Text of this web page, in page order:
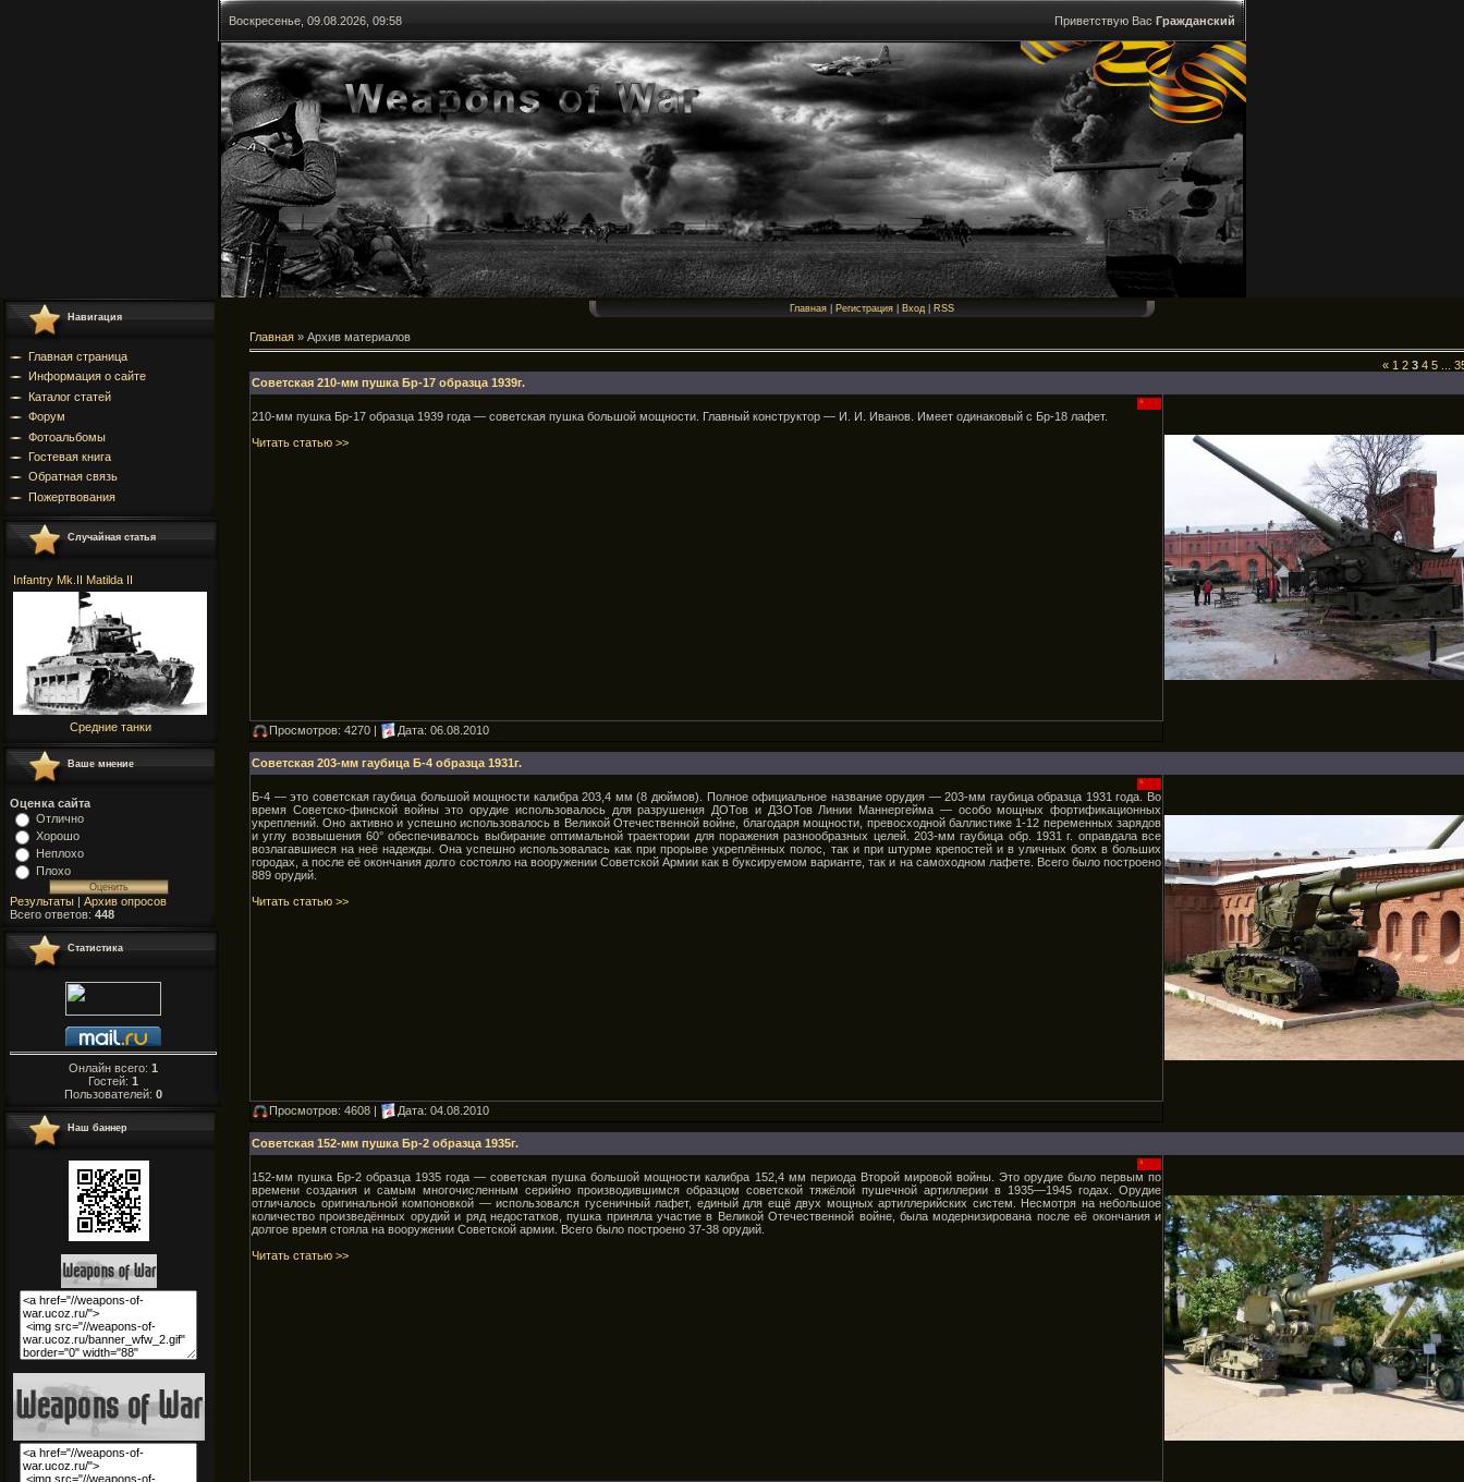
Воскресенье, 09.08.2026, 09:58 Приветствую Вас Гражданский
Навигация
Главная страница
Информация о сайте
Каталог статей
Форум
Фотоальбомы
Гостевая книга
Обратная связь
Пожертвования
Случайная статья
Infantry Mk.II Matilda II
Средние танки
Ваше мнение
Оценка сайта
Отлично
Хорошо
Неплохо
Плохо
Результаты | Архив опросов
Всего ответов: 448
Статистика
Онлайн всего: 1
Гостей: 1
Пользователей: 0
Наш баннер
Главная| Регистрация| Вход| RSS
Главная » Архив материалов
« 1 2 3 4 5
Советская 210-мм пушка Бр-17 образца 1939г.
210-мм пушка Бр-17 образца 1939 года — советская пушка большой мощности. Главный конструктор — И. И. Иванов. Имеет одинаковый с Бр-18 лафет.
Читать статью >>
Просмотров: 4270 | Дата: 06.08.2010
Советская 203-мм гаубица Б-4 образца 1931г.
Б-4 — это советская гаубица большой мощности калибра 203,4 мм (8 дюймов). Полное официальное название орудия — 203-мм гаубица образца 1931 года. Во
время Советско-финской войны это орудие использовалось для разрушения ДОТов и ДЗОТов Линии Маннергейма — особо мощных фортификационных
укреплений. Оно активно и успешно использовалось в Великой Отечественной войне, благодаря мощности, превосходной баллистике 1-12 переменных зарядов
и углу возвышения 60° обеспечивалось выбирание оптимальной траектории для поражения разнообразных целей. 203-мм гаубица обр. 1931 г. оправдала все
возлагавшиеся на неё надежды. Она успешно использовалась как при прорыве укреплённых полос, так и при штурме крепостей и в уличных боях в больших
городах, а после её окончания долго состояло на вооружении Советской Армии как в буксируемом варианте, так и на самоходном лафете. Всего было построено
889 орудий.
Читать статью >>
Просмотров: 4608 | Дата: 04.08.2010
Советская 152-мм пушка Бр-2 образца 1935г.
152-мм пушка Бр-2 образца 1935 года — советская пушка большой мощности калибра 152,4 мм периода Второй мировой войны. Это орудие было первым по
времени создания и самым многочисленным серийно производившимся образцом советской тяжёлой пушечной артиллерии в 1935—1945 годах. Орудие
отличалось оригинальной компоновкой — использовался гусеничный лафет, единый для ещё двух мощных артиллерийских систем. Несмотря на небольшое
количество произведённых орудий и ряд недостатков, пушка приняла участие в Великой Отечественной войне, была модернизирована после её окончания и
долгое время стояла на вооружении Советской армии. Всего было построено 37-38 орудий.
Читать статью >>